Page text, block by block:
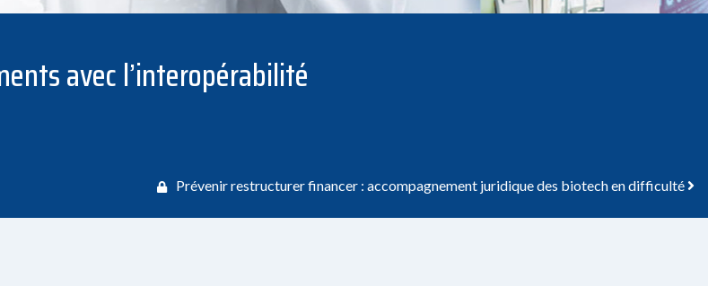
avec l’interopérabilité
Prévenir restructurer financer : accompagnement juridique des biotech en difficulté